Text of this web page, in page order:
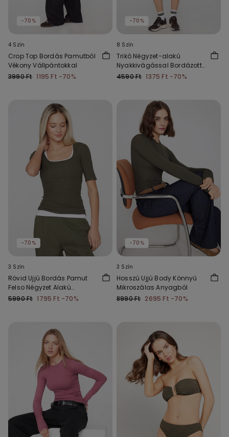
-70%
4 Szín
Crop Top Bordás Pamutból
Vékony Vállpántokkal
3990 Ft 1195 Ft -70%
-70%
8 Szín
Trikó Négyzet-alakú
Nyakkivágással Bordázott
Pamutból
4590 Ft 1375 Ft -70%
-70%
3 Szín
Rövid Ujjú Bordás Pamut
Felso Négyzet Alakú
Nyakkal
5990 Ft 1795 Ft -70%
-70%
3 Szín
Hosszú Ujjú Body Könnyű
Mikroszálas Anyagból
8990 Ft 2695 Ft -70%